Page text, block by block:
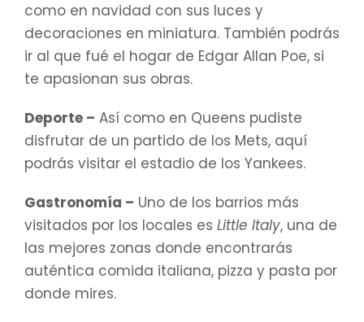
como en navidad con sus luces y
decoraciones en miniatura. También podrás
ir al que fué el hogar de Edgar Allan Poe, si
te apasionan sus obras.
Deporte – Así como en Queens pudiste
disfrutar de un partido de los Mets, aquí
podrás visitar el estadio de los Yankees.
Gastronomía – Uno de los barrios más
visitados por los locales es Little Italy, una de
las mejores zonas donde encontrarás
auténtica comida italiana, pizza y pasta por
donde mires.